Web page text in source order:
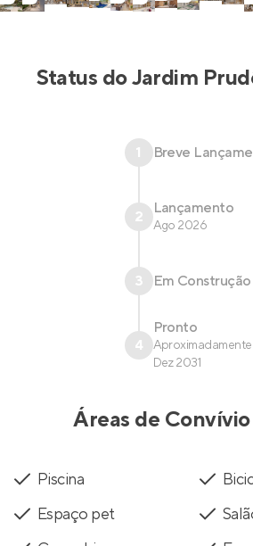
Status doJardim
1 Breve
2 Lançamento
Ago 2026
3 Em Construção
4
Pronto
Aproximadamente
Dez 2031
Áreas de
Piscina
Espaço pet